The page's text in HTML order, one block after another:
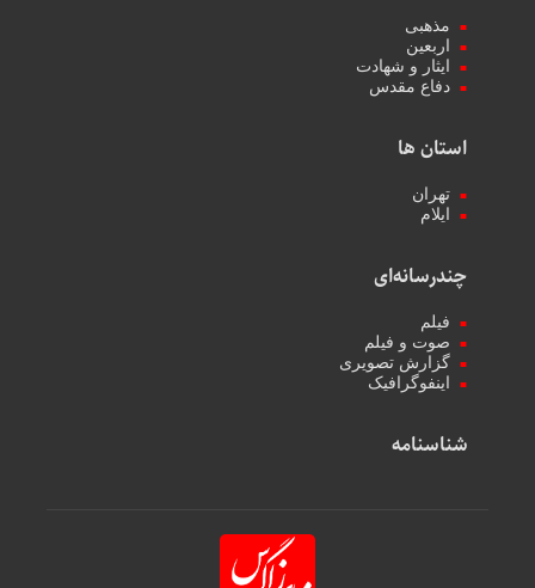
مذهبی
اربعین
ایثار و شهادت
دفاع مقدس
استان ها
تهران
ایلام
چندرسانه‌ای
فیلم
صوت و فیلم
گزارش تصویری
اینفوگرافیک
شناسنامه